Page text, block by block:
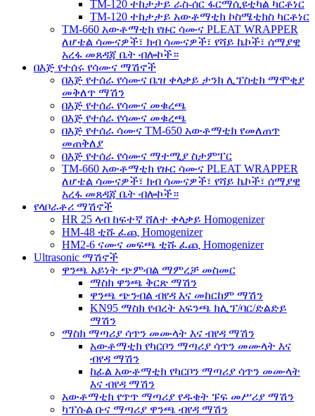
TM-120 ተከታታይ ራስ-ሰር ፋርማሲዩቲካል ካርቶነር
TM-120 ተከታታይ አውቶማቲክ ኮስሜቲክስ ካርቶነር
TM-660 አውቶማቲክ የዙር ሳሙና PLEAT WRAPPER
ለሆቴል ሳሙናዎች፣ ክብ ሳሙናዎች፣ የሻይ ኬኮች፣ ሰማያዊ
አረፋ መጸዳጃ ቤት ብሎኮች።
በእጅ የተሰሩ የሳሙና ማሽኖች
በእጅ የተሰራ የሳሙና ቤዝ ቀላቃይ ታንክ ሊፕስቲክ ማሞቂያ
መቅለጥ ማሽን
በእጅ የተሰራ የሳሙና መቁረጫ
በእጅ የተሰራ የሳሙና መቁረጫ
በእጅ የተሰራ ሳሙና TM-650 አውቶማቲክ የመለጠጥ
መጠቅለያ
በእጅ የተሰራ የሳሙና ማተሚያ ስታምፐር
TM-660 አውቶማቲክ የዙር ሳሙና PLEAT WRAPPER
ለሆቴል ሳሙናዎች፣ ክብ ሳሙናዎች፣ የሻይ ኬኮች፣ ሰማያዊ
አረፋ መጸዳጃ ቤት ብሎኮች።
የላቦራቶሪ ማሽኖች
HR 25 ላብ ከፍተኛ ሸለተ ቀላቃይ Homogenizer
HM-48 ቲሹ ፈጪ Homogenizer
HM2-6 ናሙና መፍጫ ቲሹ ፈጪ Homogenizer
Ultrasonic ማሽኖች
ዋንጫ አይነት ጭምብል ማምረቻ መስመር
ማስክ ዋንጫ ቅርጽ ማሽን
ዋንጫ ጭንብል ብየዳ እና መከርከም ማሽን
KN95 ማስክ የብረት አፍንጫ ክሊፕ/ባር/ድልድይ
ማሽን
ማስክ ማጣሪያ ሳጥን መሙላት እና ብየዳ ማሽን
አውቶማቲክ የካርቦን ማጣሪያ ሳጥን መሙላት እና
ብየዳ ማሽን
ከፊል አውቶማቲክ የካርቦን ማጣሪያ ሳጥን መሙላት
እና ብየዳ ማሽን
አውቶማቲክ የጥጥ ማጣሪያ የዱቄት ፑፍ መሥሪያ ማሽን
ካፕሱል ቡና ማጣሪያ ዋንጫ ብየዳ ማሽን